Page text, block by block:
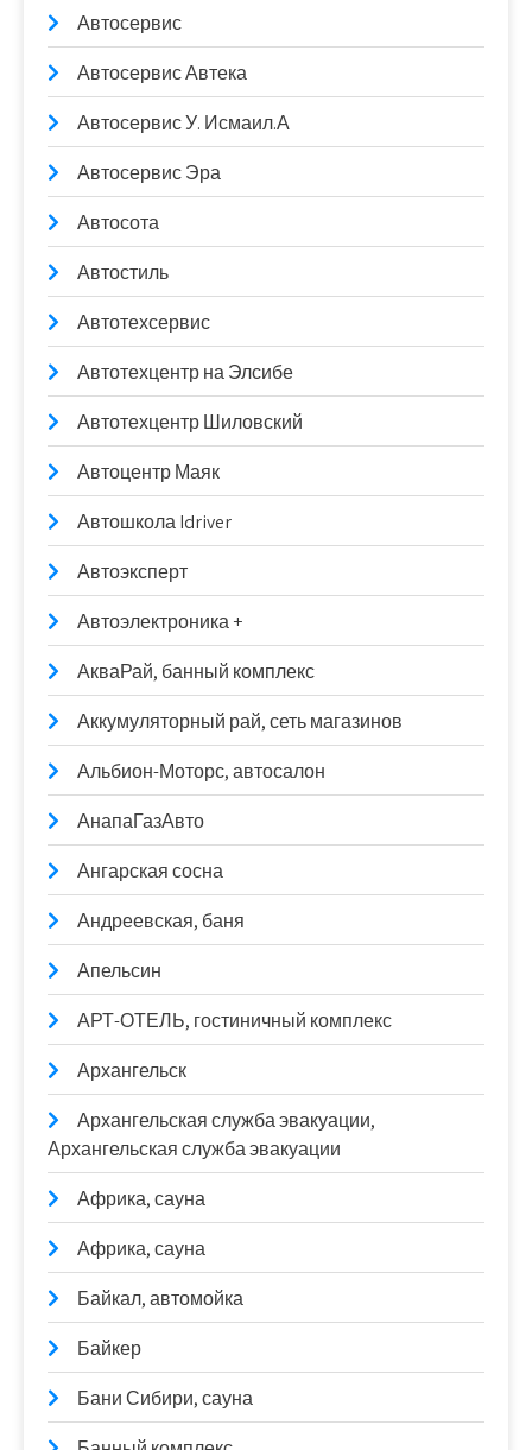
Автосервис
Автосервис Автека
Автосервис У. Исмаил.А
Автосервис Эра
Автосота
Автостиль
Автотехсервис
Автотехцентр на Элсибе
Автотехцентр Шиловский
Автоцентр Маяк
Автошкола Idriver
Автоэксперт
Автоэлектроника +
АкваРай, банный комплекс
Аккумуляторный рай, сеть магазинов
Альбион-Моторс, автосалон
АнапаГазАвто
Ангарская сосна
Андреевская, баня
Апельсин
АРТ-ОТЕЛЬ, гостиничный комплекс
Архангельск
Архангельская служба эвакуации,
Архангельская служба эвакуации
Африка, сауна
Африка, сауна
Байкал, автомойка
Байкер
Бани Сибири, сауна